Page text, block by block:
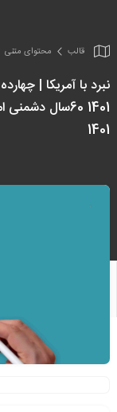
قالب محتوای متنی
1401